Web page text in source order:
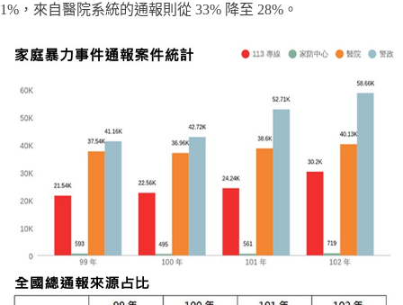
1%，來自醫院系統的通報則從 33% 降至 28%。